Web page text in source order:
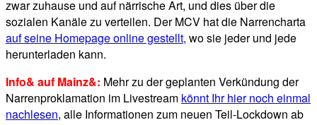
zwar zuhause und auf närrische Art, und dies über die
sozialen Kanäle zu verteilen. Der MCV hat die Narrencharta
auf seine Homepage online gestellt, wo sie jeder und jede
herunterladen kann.
Info& auf Mainz&: Mehr zu der geplanten Verkündung der
Narrenproklamation im Livestream könnt Ihr hier noch einmal
nachlesen, alle Informationen zum neuen Teil-Lockdown ab